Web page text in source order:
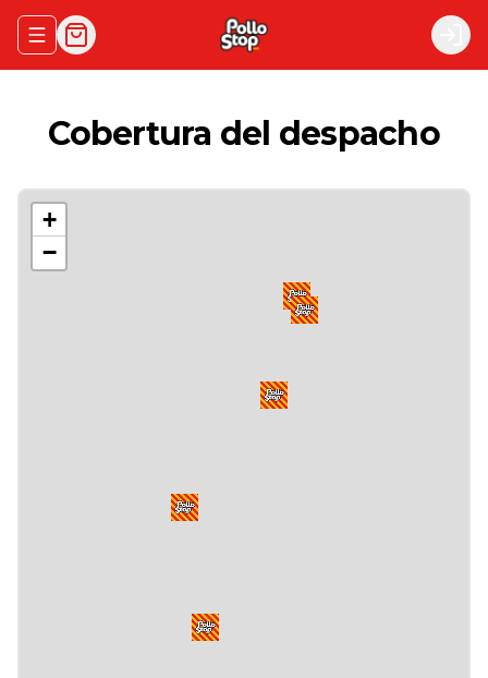
Abrir menu de navegación Login
Cobertura del despacho
+
−